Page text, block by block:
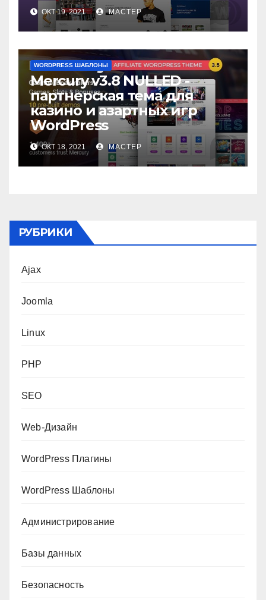
ОКТ 19, 2021 МАСТЕР
WORDPRESS ШАБЛОНЫ
Mercury v3.8 NULLED -
партнерская тема для
казино и азартных игр
WordPress
ОКТ 18, 2021 МАСТЕР
РУБРИКИ
Ajax
Joomla
Linux
PHP
SEO
Web-Дизайн
WordPress Плагины
WordPress Шаблоны
Администрирование
Базы данных
Безопасность